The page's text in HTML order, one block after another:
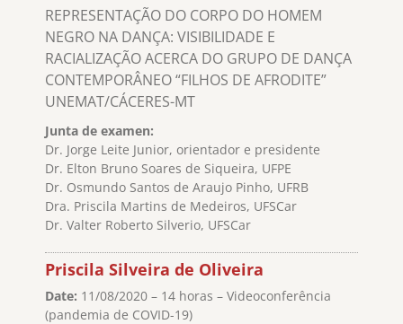
REPRESENTAÇÃO DO CORPO DO HOMEM
NEGRO NA DANÇA: VISIBILIDADE E
RACIALIZAÇÃO ACERCA DO GRUPO DE DANÇA
CONTEMPORÂNEO “FILHOS DE AFRODITE”
UNEMAT/CÁCERES-MT
Junta de examen:
Dr. Jorge Leite Junior, orientador e presidente
Dr. Elton Bruno Soares de Siqueira, UFPE
Dr. Osmundo Santos de Araujo Pinho, UFRB
Dra. Priscila Martins de Medeiros, UFSCar
Dr. Valter Roberto Silverio, UFSCar
Priscila Silveira de Oliveira
Date: 11/08/2020 – 14 horas – Videoconferência
(pandemia de COVID-19)